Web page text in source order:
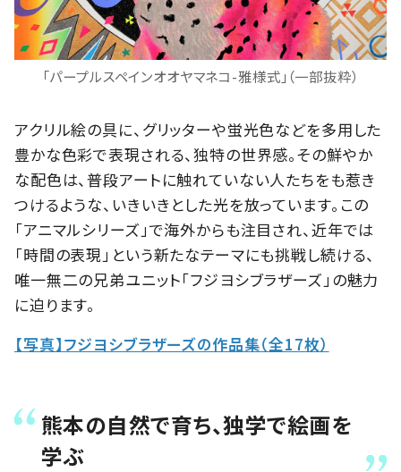
「パープルスペインオオヤマネコ-雅様式」（一部抜粋）
アクリル絵の具に、グリッターや蛍光色などを多用した
豊かな色彩で表現される、独特の世界感。その鮮やか
な配色は、普段アートに触れていない人たちをも惹き
つけるような、いきいきとした光を放っています。この
「アニマルシリーズ」で海外からも注目され、近年では
「時間の表現」という新たなテーマにも挑戦し続ける、
唯一無二の兄弟ユニット「フジヨシブラザーズ」の魅力
に迫ります。
【写真】フジヨシブラザーズの作品集（全17枚）
熊本の自然で育ち、独学で絵画を
学ぶ